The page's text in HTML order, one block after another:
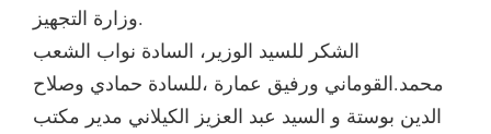
وزارة التجهيز.
الشكر للسيد الوزير، السادة نواب الشعب
محمد.القوماني ورفيق عمارة ،للسادة حمادي وصلاح
الدين بوستة و السيد عبد العزيز الكيلاني مدير مكتب